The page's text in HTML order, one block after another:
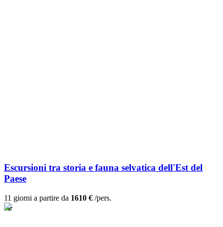
Escursioni tra storia e fauna selvatica dell'Est del
Paese
11 giorni a partire da 1610 € /pers.